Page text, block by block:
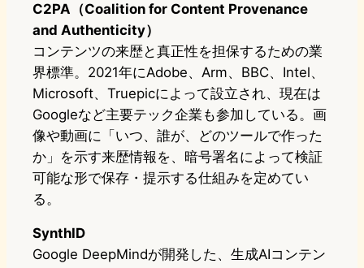
C2PA（Coalition for Content Provenance
and Authenticity）
コンテンツの来歴と真正性を担保するための業
界標準。2021年にAdobe、Arm、BBC、Intel、
Microsoft、Truepicによって設立され、現在は
Googleなど主要テック企業も参加している。画
像や動画に「いつ、誰が、どのツールで作った
か」を示す来歴情報を、暗号署名によって検証
可能な形で保存・提示する仕組みを定めてい
る。
SynthID
Google DeepMindが開発した、生成AIコンテン